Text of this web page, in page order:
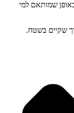
שמותאם למי
שקיים בשטח.